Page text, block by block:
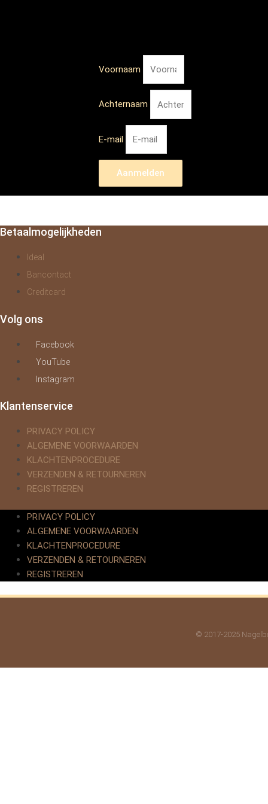
Voornaam
Achternaam
E-mail
Aanmelden
Betaalmogelijkheden
Ideal
Bancontact
Creditcard
Volg ons
Facebook
YouTube
Instagram
Klantenservice
PRIVACY POLICY
ALGEMENE VOORWAARDEN
KLACHTENPROCEDURE
VERZENDEN & RETOURNEREN
REGISTREREN
PRIVACY POLICY
ALGEMENE VOORWAARDEN
KLACHTENPROCEDURE
VERZENDEN & RETOURNEREN
REGISTREREN
© 2017-2025